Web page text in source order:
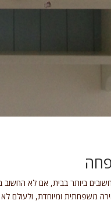
ביותר בבית, אם לא החשוב
משפחתית ומיוחדת, ולעולם